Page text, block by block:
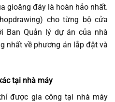
gioăng đáy là hoàn hảo nhất.
cho từng bộ cửa
Ban Quản lý dự án của nhà
nhất về phương án lắp đặt và
tại nhà máy
được gia công tại nhà máy